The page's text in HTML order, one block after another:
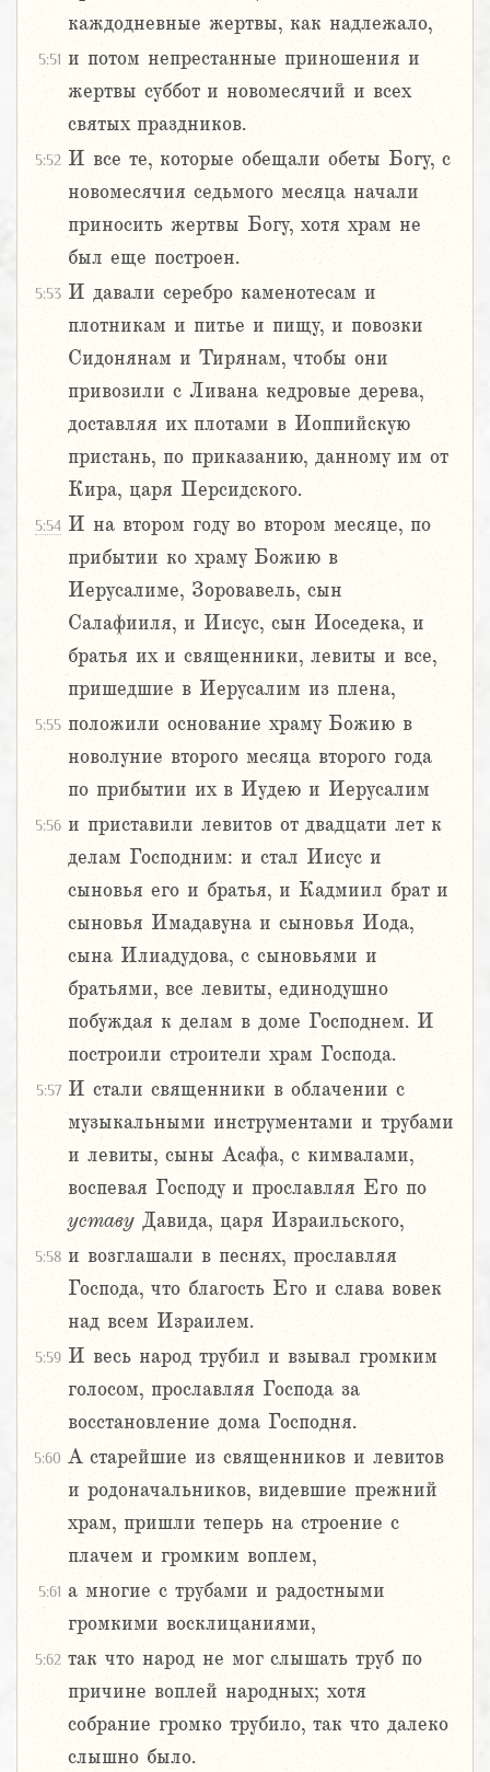
каждодневные жертвы, как надлежало,
5:51 и потом непрестанные приношения и
жертвы суббот и новомесячий и всех
святых праздников.
5:52 И все те, которые обещали обеты Богу, с
новомесячия седьмого месяца начали
приносить жертвы Богу, хотя храм не
был еще построен.
5:53 И давали серебро каменотесам и
плотникам и питье и пищу, и повозки
Сидонянам и Тирянам, чтобы они
привозили с Ливана кедровые дерева,
доставляя их плотами в Иоппийскую
пристань, по приказанию, данному им от
Кира, царя Персидского.
5:54 И на втором году во втором месяце, по
прибытии ко храму Божию в
Иерусалиме, Зоровавель, сын
Салафииля, и Иисус, сын Иоседека, и
братья их и священники, левиты и все,
пришедшие в Иерусалим из плена,
5:55 положили основание храму Божию в
новолуние второго месяца второго года
по прибытии их в Иудею и Иерусалим
5:56 и приставили левитов от двадцати лет к
делам Господним: и стал Иисус и
сыновья его и братья, и Кадмиил брат и
сыновья Имадавуна и сыновья Иода,
сына Илиадудова, с сыновьями и
братьями, все левиты, единодушно
побуждая к делам в доме Господнем. И
построили строители храм Господа.
5:57 И стали священники в облачении с
музыкальными инструментами и трубами
и левиты, сыны Асафа, с кимвалами,
воспевая Господу и прославляя Его по
уставу Давида, царя Израильского,
5:58 и возглашали в песнях, прославляя
Господа, что благость Его и слава вовек
над всем Израилем.
5:59 И весь народ трубил и взывал громким
голосом, прославляя Господа за
восстановление дома Господня.
5:60 А старейшие из священников и левитов
и родоначальников, видевшие прежний
храм, пришли теперь на строение с
плачем и громким воплем,
5:61 а многие с трубами и радостными
громкими восклицаниями,
5:62 так что народ не мог слышать труб по
причине воплей народных; хотя
собрание громко трубило, так что далеко
слышно было.